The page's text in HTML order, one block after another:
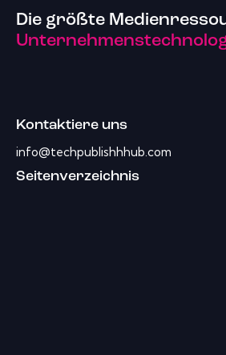
Die größte
Kontaktiere uns
info@techpublishhhub.com
Seitenverzeichnis